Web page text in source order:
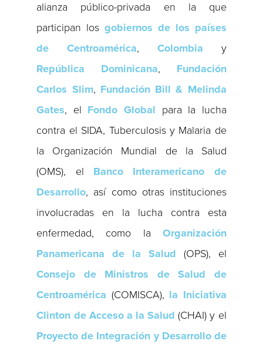
alianza público-privada en la que
participan losgobiernos de los países
de Centroamérica, Colombia y
República
Dominicana, Fundación
Carlos Slim, Fundación Bill & Melinda
Gates, el Fondo Global para la lucha
contra el SIDA, Tuberculosis y Malaria de
la Organización Mundial de la Salud
(OMS), el Banco Interamericano de
Desarrollo, así como otras instituciones
involucradas en la lucha contra esta
enfermedad, como la Organización
Panamericana de la Salud (OPS), el
Consejo de Ministros de Salud de
Centroamérica (COMISCA), la Iniciativa
Clinton de Acceso a la Salud (CHAI) y el
Proyecto de Integración y Desarrollo de